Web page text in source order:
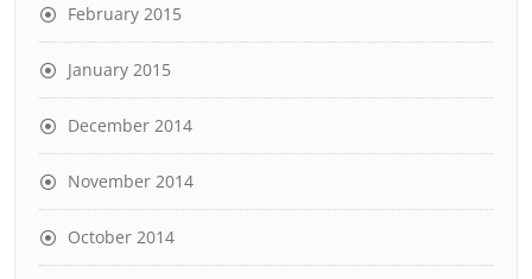
February 2015
January 2015
December 2014
November 2014
October 2014